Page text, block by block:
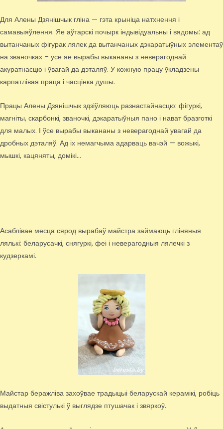
Для Алены Дзянішчык гліна — гэта крыніца натхнення і
самавыяўлення. Яе аўтарскі почырк індывідуальны і вядомы: ад
вытанчаных фігурак лялек да вытанчаных дэкаратыўных элементаў
на званочках – усе яе вырабы выкананы з неверагоднай
акуратнасцю і ўвагай да дэталяў. У кожную працу ўкладзены
карпатлівая праца і часцінка душы.
Працы Алены Дзянішчык здзіўляюць разнастайнасцю: фігуркі,
магніты, скарбонкі, званочкі, дэкаратыўныя пано і нават бразготкі
для малых. І ўсе вырабы выкананы з неверагоднай увагай да
дробных дэталяў. Ад іх немагчыма адарваць вачэй — вожыкі,
мышкі, кацяняты, домікі…
Асаблівае месца сярод вырабаў майстра займаюць гліняныя
лялькі: беларусачкі, снягуркі, феі і неверагодныя лялечкі з
кудзеркамі.
Майстар беражліва захоўвае традыцыі беларускай керамікі, робіць
выдатныя свістулькі ў выглядзе птушачак і звяркоў.